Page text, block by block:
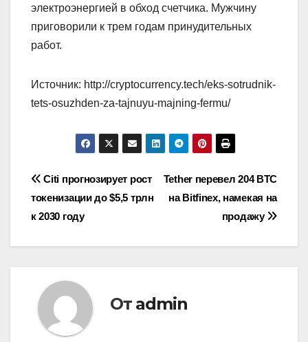
электроэнергией в обход счетчика. Мужчину
приговорили к трем годам принудительных
работ.
Источник: http://cryptocurrency.tech/eks-sotrudnik-
tets-osuzhden-za-tajnuyu-majning-fermu/
Навигация
по
записям
Tether перевел 204 BTC
на Bitfinex, намекая на
продажу
Citi прогнозирует рост
токенизации до $5,5 трлн
к 2030 году
От admin